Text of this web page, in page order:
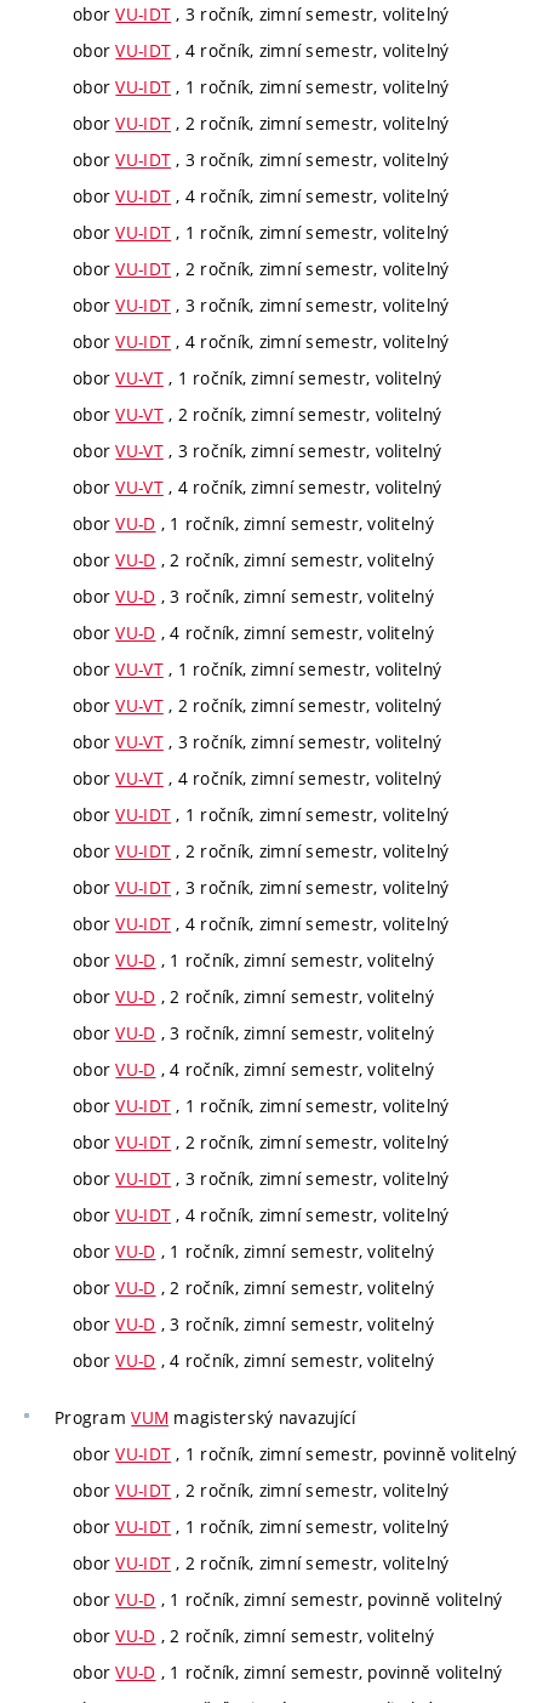
oborVU-IDT , 3 ročník, zimní semestr, volitelný
oborVU-IDT , 4 ročník, zimní semestr, volitelný
oborVU-IDT , 1 ročník, zimní semestr, volitelný
oborVU-IDT , 2 ročník, zimní semestr, volitelný
oborVU-IDT , 3 ročník, zimní semestr, volitelný
oborVU-IDT , 4 ročník, zimní semestr, volitelný
oborVU-IDT , 1 ročník, zimní semestr, volitelný
oborVU-IDT , 2 ročník, zimní semestr, volitelný
oborVU-IDT , 3 ročník, zimní semestr, volitelný
oborVU-IDT , 4 ročník, zimní semestr, volitelný
oborVU-VT, 1 ročník, zimní semestr, volitelný
oborVU-VT, 2 ročník, zimní semestr, volitelný
oborVU-VT, 3 ročník, zimní semestr, volitelný
oborVU-VT, 4 ročník, zimní semestr, volitelný
oborVU-D , 1 ročník, zimní semestr, volitelný
oborVU-D , 2 ročník, zimní semestr, volitelný
oborVU-D , 3 ročník, zimní semestr, volitelný
oborVU-D , 4 ročník, zimní semestr, volitelný
oborVU-VT, 1 ročník, zimní semestr, volitelný
oborVU-VT, 2 ročník, zimní semestr, volitelný
oborVU-VT, 3 ročník, zimní semestr, volitelný
oborVU-VT, 4 ročník, zimní semestr, volitelný
oborVU-IDT , 1 ročník, zimní semestr, volitelný
oborVU-IDT , 2 ročník, zimní semestr, volitelný
oborVU-IDT , 3 ročník, zimní semestr, volitelný
oborVU-IDT , 4 ročník, zimní semestr, volitelný
oborVU-D , 1 ročník, zimní semestr, volitelný
oborVU-D , 2 ročník, zimní semestr, volitelný
oborVU-D , 3 ročník, zimní semestr, volitelný
oborVU-D , 4 ročník, zimní semestr, volitelný
oborVU-IDT , 1 ročník, zimní semestr, volitelný
oborVU-IDT , 2 ročník, zimní semestr, volitelný
oborVU-IDT , 3 ročník, zimní semestr, volitelný
oborVU-IDT , 4 ročník, zimní semestr, volitelný
oborVU-D , 1 ročník, zimní semestr, volitelný
oborVU-D , 2 ročník, zimní semestr, volitelný
oborVU-D , 3 ročník, zimní semestr, volitelný
oborVU-D , 4 ročník, zimní semestr, volitelný
ProgramVUM magisterský navazující
oborVU-IDT , 1 ročník, zimní semestr, povinně volitelný
oborVU-IDT , 2 ročník, zimní semestr, volitelný
oborVU-IDT , 1 ročník, zimní semestr, volitelný
oborVU-IDT , 2 ročník, zimní semestr, volitelný
oborVU-D , 1 ročník, zimní semestr, povinně volitelný
oborVU-D , 2 ročník, zimní semestr, volitelný
oborVU-D , 1 ročník, zimní semestr, povinně volitelný